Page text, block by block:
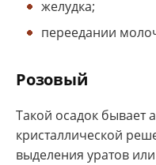
желудка;
переедании
Розовый
Такой осадок
кристаллической
выделения уратов